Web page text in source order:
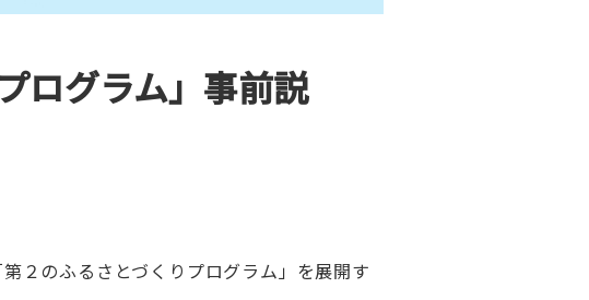
ログラム」事前説
２のふるさとづくりプログラム」を展開す